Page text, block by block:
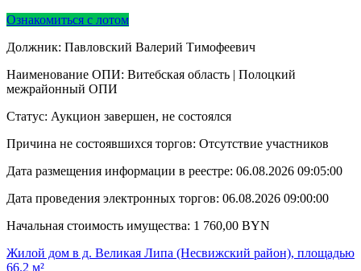
Ознакомиться с лотом
Должник: Павловский Валерий Тимофеевич
Наименование ОПИ: Витебская область | Полоцкий
межрайонный ОПИ
Статус: Аукцион завершен, не состоялся
Причина не состоявшихся торгов: Отсутствие участников
Дата размещения информации в реестре: 06.08.2026 09:05:00
Дата проведения электронных торгов: 06.08.2026 09:00:00
Начальная стоимость имущества: 1 760,00 BYN
Жилой дом в д. Великая Липа (Несвижский район), площадью
66.2 м²